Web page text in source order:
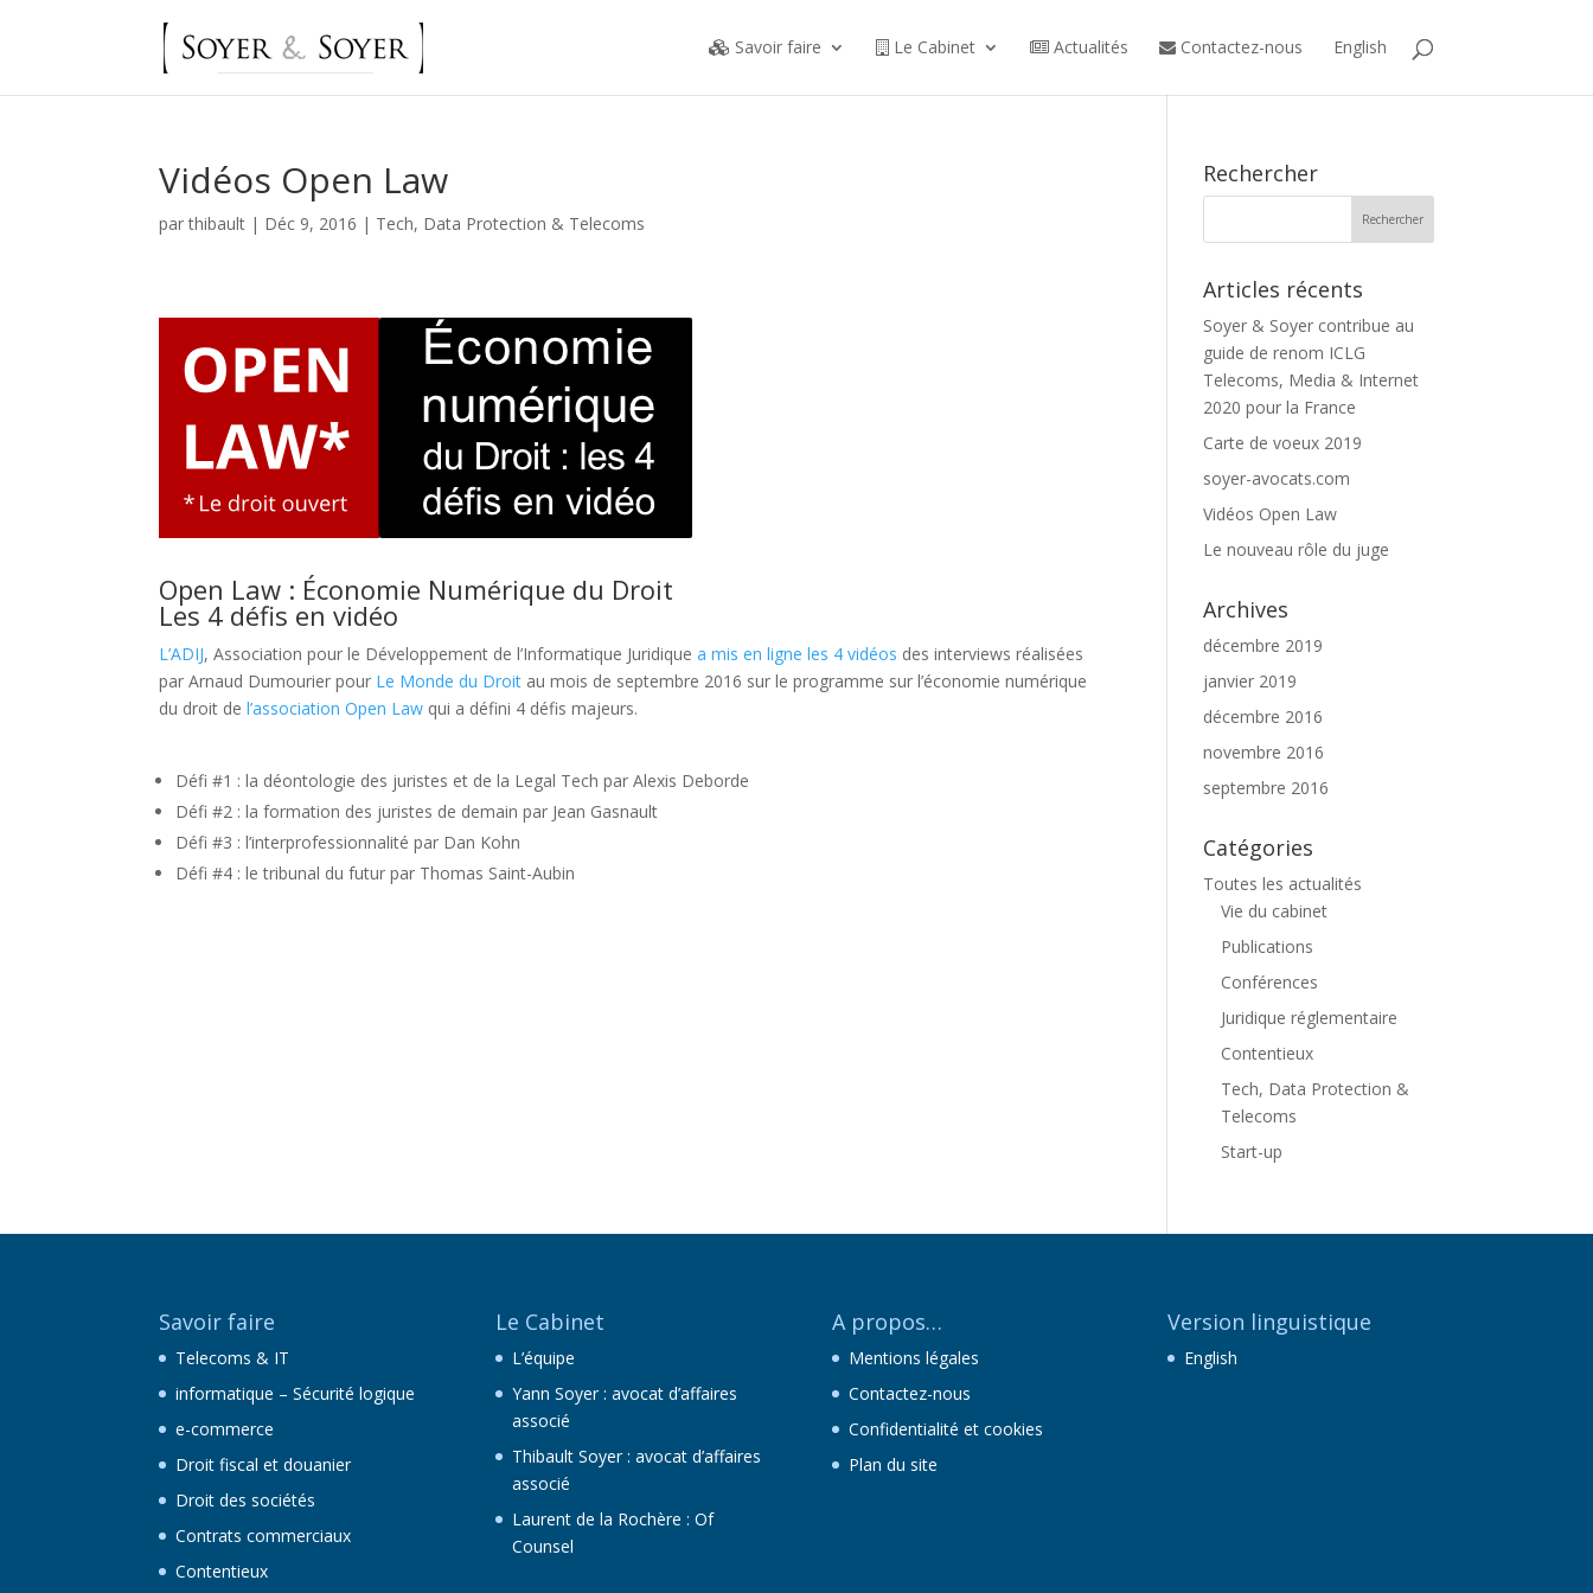
Savoir faire Le Cabinet Actualités Contactez-nous English
Vidéos Open Law
parthibault | Déc 9, 2016 | Tech, Data Protection & Telecoms
Open Law : Économie Numérique du Droit
Les 4 défis en vidéo
L’ADIJ, Association pour le Développement de l’Informatique Juridiquea mis en ligne les 4 vidéos des interviews réalisées
par Arnaud Dumourier pour Le Monde du Droit au mois de septembre 2016 sur le programme sur l’économie numérique
du droit del’association Open Law qui a défini 4 défis majeurs.
Défi #1 : la déontologie des juristes et de la Legal Tech par Alexis Deborde
Défi #2 : la formation des juristes de demain par Jean Gasnault
Défi #3 : l’interprofessionnalité par Dan Kohn
Défi #4 : le tribunal du futur par Thomas Saint-Aubin
Rechercher
Articles récents
Soyer & Soyer contribue au
guide de renom ICLG
Telecoms, Media & Internet
2020 pour la France
Carte de voeux 2019
soyer-avocats.com
Vidéos Open Law
Le nouveau rôle du juge
Archives
décembre 2019
janvier 2019
décembre 2016
novembre 2016
septembre 2016
Catégories
Toutes les actualités
Vie du cabinet
Publications
Conférences
Juridique réglementaire
Contentieux
Tech, Data Protection &
Telecoms
Start-up
Savoir faire
Telecoms & IT
informatique – Sécurité logique
e-commerce
Droit fiscal et douanier
Droit des sociétés
Contrats commerciaux
Contentieux
Le Cabinet
L’équipe
Yann Soyer : avocat d’affaires
associé
Thibault Soyer : avocat d’affaires
associé
Laurent de la Rochère : Of
Counsel
A propos…
Mentions légales
Contactez-nous
Confidentialité et cookies
Plan du site
Version linguistique
English